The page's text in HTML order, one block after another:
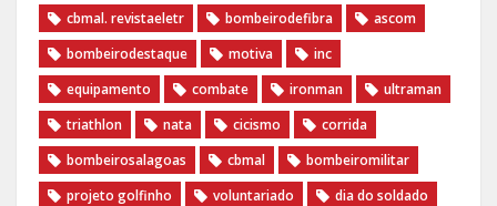
cbmal. revistaeletr
bombeirodefibra
ascom
bombeirodestaque
motiva
inc
equipamento
combate ironman
ultraman
triathlon
nata cicismo
corrida
bombeirosalagoas
cbmal
bombeiromilitar
projeto golfinho
voluntariado
dia do soldado